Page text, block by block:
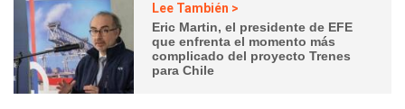
Lee También >
Eric Martin, el presidente de EFE
que enfrenta el momento más
complicado del proyecto Trenes
para Chile